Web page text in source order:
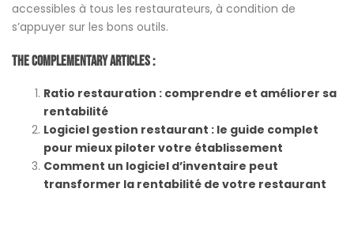
accessibles à tous les restaurateurs, à condition de
s’appuyer sur les bons outils.
The Complementary Articles :
Ratio restauration : comprendre et améliorer sa
rentabilité
Logiciel gestion restaurant : le guide complet
pour mieux piloter votre établissement
Comment un logiciel d’inventaire peut
transformer la rentabilité de votre restaurant